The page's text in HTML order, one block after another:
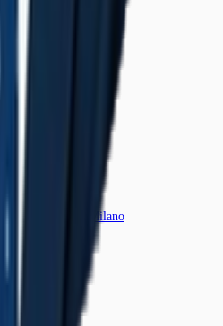
Milanese, Milano